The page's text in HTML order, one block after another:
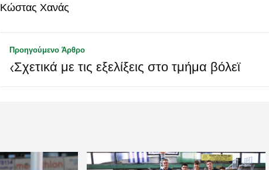
Κώστας Χανάς
Προηγούμενο Άρθρο
‹Σχετικά με τις εξελίξεις στο τμήμα βόλεϊ